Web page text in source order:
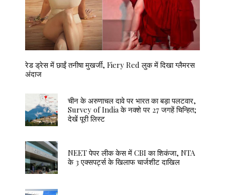
रेड ड्रेस में छाईं तनीषा मुखर्जी, Fiery Red लुक में दिखा ग्लैमरस
अंदाज
चीन के अरुणाचल दावे पर भारत का बड़ा पलटवार,
Survey of India के नक्शे पर 27 जगहें चिन्हित;
देखें पूरी लिस्ट
NEET पेपर लीक केस में CBI का शिकंजा, NTA
के 3 एक्सपर्ट्स के खिलाफ चार्जशीट दाखिल